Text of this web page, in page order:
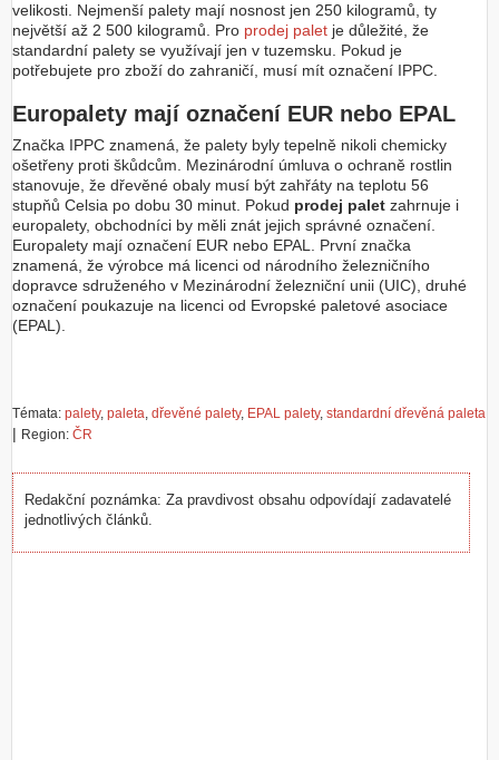
velikosti. Nejmenší palety mají nosnost jen 250 kilogramů, ty
největší až 2 500 kilogramů. Pro prodej palet je důležité, že
standardní palety se využívají jen v tuzemsku. Pokud je
potřebujete pro zboží do zahraničí, musí mít označení IPPC.
Europalety mají označení EUR nebo EPAL
Značka IPPC znamená, že palety byly tepelně nikoli chemicky
ošetřeny proti škůdcům. Mezinárodní úmluva o ochraně rostlin
stanovuje, že dřevěné obaly musí být zahřáty na teplotu 56
stupňů Celsia po dobu 30 minut. Pokud prodej palet zahrnuje i
europalety, obchodníci by měli znát jejich správné označení.
Europalety mají označení EUR nebo EPAL. První značka
znamená, že výrobce má licenci od národního železničního
dopravce sdruženého v Mezinárodní železniční unii (UIC), druhé
označení poukazuje na licenci od Evropské paletové asociace
(EPAL).
Témata: palety, paleta, dřevěné palety, EPAL palety, standardní dřevěná paleta
| Region: ČR
Redakční poznámka: Za pravdivost obsahu odpovídají zadavatelé
jednotlivých článků.